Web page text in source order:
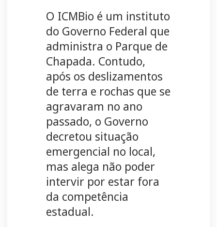
O ICMBio é um instituto
do Governo Federal que
administra o Parque de
Chapada. Contudo,
após os deslizamentos
de terra e rochas que se
agravaram no ano
passado, o Governo
decretou situação
emergencial no local,
mas alega não poder
intervir por estar fora
da competência
estadual.